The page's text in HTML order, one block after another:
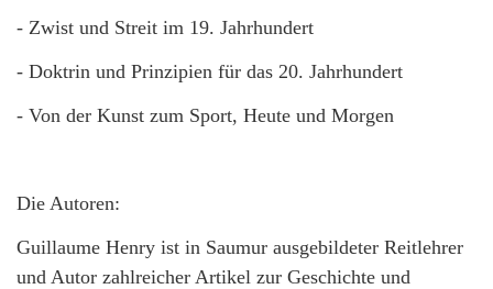
- Zwist und Streit im 19. Jahrhundert
- Doktrin und Prinzipien für das 20. Jahrhundert
- Von der Kunst zum Sport, Heute und Morgen
Die Autoren:
Guillaume Henry ist in Saumur ausgebildeter Reitlehrer
und Autor zahlreicher Artikel zur Geschichte und